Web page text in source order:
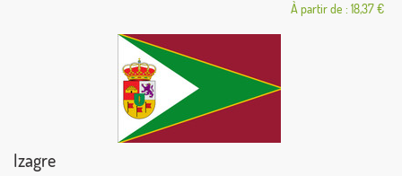
À partir de : 18,37 €
Izagre